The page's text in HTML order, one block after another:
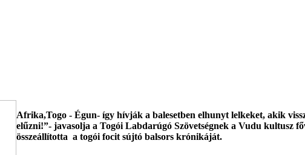
Afrika,Togo - Égun- így hívják a balesetben elhunyt lelkeket, akik
elűzni!”- javasolja a Togói Labdarúgó Szövetségnek a Vudu kultusz
összeállította a togói focit sújtó balsors krónikáját.